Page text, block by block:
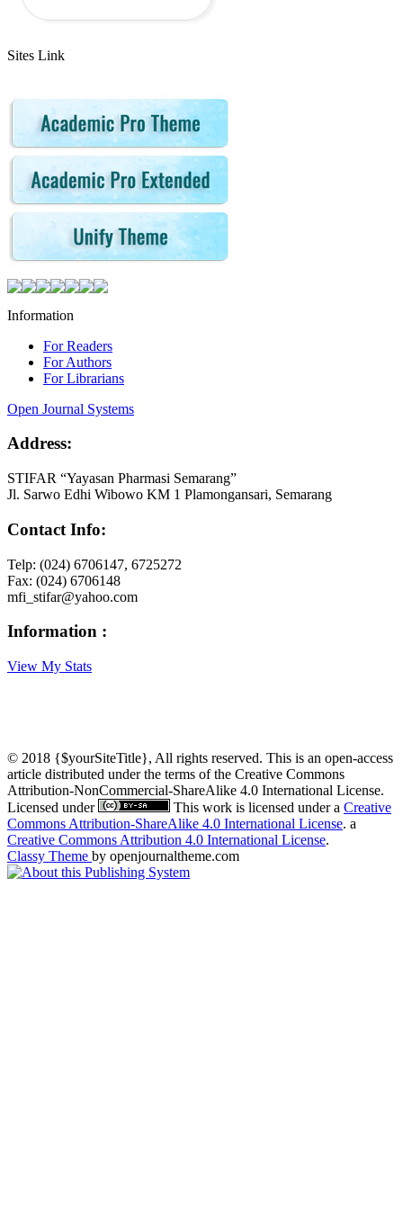
Sites Link
Information
For Readers
For Authors
For Librarians
Open Journal Systems
Address:
STIFAR “Yayasan Pharmasi Semarang”
Jl. Sarwo Edhi Wibowo KM 1 Plamongansari, Semarang
Contact Info:
Telp: (024) 6706147, 6725272
Fax: (024) 6706148
mfi_stifar@yahoo.com
Information :
View My Stats
© 2018 {$yourSiteTitle}, All rights reserved. This is an open-access
article distributed under the terms of the Creative Commons
Attribution-NonCommercial-ShareAlike 4.0 International License.
Licensed under
This work is licensed under a Creative
Commons Attribution-ShareAlike 4.0 International License. a
Creative Commons Attribution 4.0 International License.
Classy Theme by openjournaltheme.com